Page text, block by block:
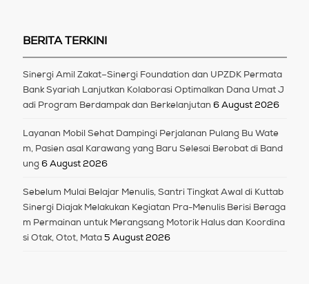
BERITA TERKINI
Sinergi Amil Zakat–Sinergi Foundation dan UPZDK Permata
Bank Syariah Lanjutkan Kolaborasi Optimalkan Dana Umat J
adi Program Berdampak dan Berkelanjutan 6 August 2026
Layanan Mobil Sehat Dampingi Perjalanan Pulang Bu Wate
m, Pasien asal Karawang yang Baru Selesai Berobat di Band
ung 6 August 2026
Sebelum Mulai Belajar Menulis, Santri Tingkat Awal di Kuttab
Sinergi Diajak Melakukan Kegiatan Pra-Menulis Berisi Beraga
m Permainan untuk Merangsang Motorik Halus dan Koordina
si Otak, Otot, Mata 5 August 2026